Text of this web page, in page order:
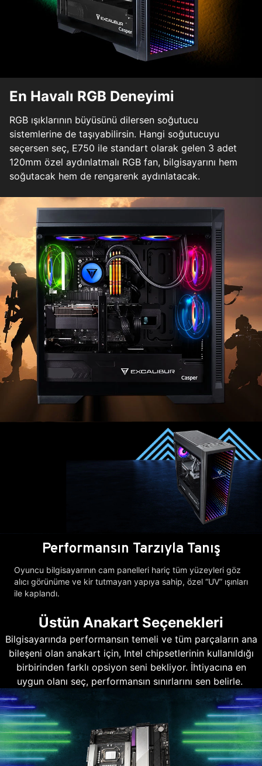
En Havalı RGB Deneyimi
RGB ışıklarının büyüsünü dilersen soğutucu
sistemlerine de taşıyabilirsin. Hangi soğutucuyu
seçersen seç, E750 ile standart olarak gelen 3 adet
120mm özel aydınlatmalı RGB fan, bilgisayarını hem
soğutacak hem de rengarenk aydınlatacak.
Performansın Tarzıyla Tanış
Oyuncu bilgisayarının cam panelleri hariç tüm yüzeyleri göz
alıcı görünüme ve kir tutmayan yapıya sahip, özel “UV” ışınları
ile kaplandı.
Üstün Anakart Seçenekleri
Bilgisayarında performansın temeli ve tüm parçaların ana
bileşeni olan anakart için, Intel chipsetlerinin kullanıldığı
birbirinden farklı opsiyon seni bekliyor. İhtiyacına en
uygun olanı seç, performansın sınırlarını sen belirle.